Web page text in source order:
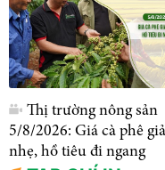
Thị trường nông sản
5/8/2026: Giá cà phê
nhẹ, hồ tiêu đi ngang